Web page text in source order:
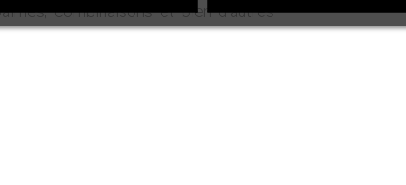
combinaisons et bien d'autres